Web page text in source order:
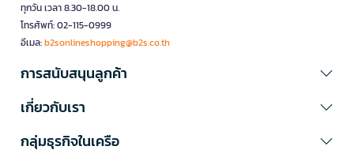
ทุกวัน เวลา 8.30-18.00 น.
โทรศัพท์: 02-115-0999
อีเมล:b2sonlineshopping@b2s.co.th
การสนับสนุนลูกค้า
เกี่ยวกับเรา
กลุ่มธุรกิจในเครือ